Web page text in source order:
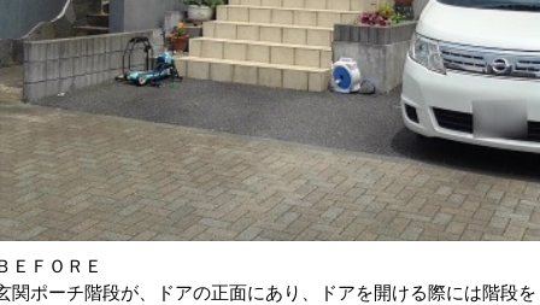
ＥＦＯＲＥ
関ポーチ階段が、ドアの正面にあり、ドアを開ける際には階段を